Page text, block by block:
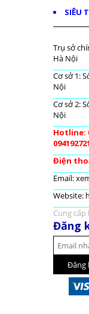
SIÊU
Trụ sở
Hà Nội
Cơ sở 1:
Nội
Cơ sở 2:
Nội
Hotline:
Điện
Email:
Website:
Cung cấp
Đăng